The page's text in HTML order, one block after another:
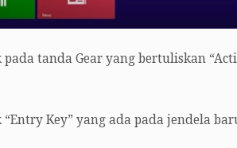
pada tanda Gear yang bertuliskan
Key” yang ada pada jendela